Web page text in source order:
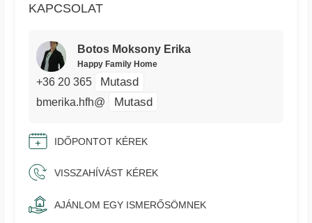
KAPCSOLAT
Botos Moksony Erika
Happy Family Home
+36 20 365 Mutasd
bmerika.hfh@ Mutasd
IDŐPONTOT KÉREK
VISSZAHÍVÁST KÉREK
AJÁNLOM EGY ISMERŐSÖMNEK